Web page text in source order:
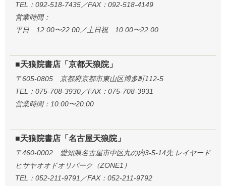
TEL：092-518-7435／FAX：092-518-4149
営業時間：
平日 12:00〜22:00／土日祝 10:00〜22:00
■天狼院書店「京都天狼院」
〒605-0805 京都府京都市東山区博多町112-5
TEL：075-708-3930／FAX：075-708-3931
営業時間：10:00〜20:00
■天狼院書店「名古屋天狼院」
〒460-0002 愛知県名古屋市中区丸の内3-5-14先 レイヤード
ヒサヤオオドオリパーク（ZONE1）
TEL：052-211-9791／FAX：052-211-9792